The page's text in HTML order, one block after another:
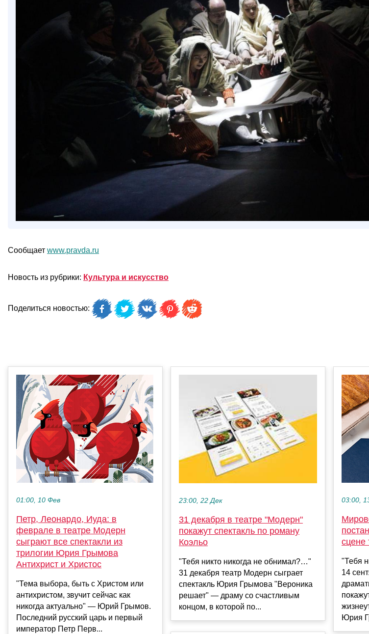
Сообщает www.pravda.ru
Новость из рубрики: Культура и искусство
Поделиться новостью:
01:00, 10 Фев
Петр, Леонардо, Иуда: в
феврале в театре Модерн
сыграют все спектакли из
трилогии Юрия Грымова
Антихрист и Христос
"Тема выбора, быть с Христом или
антихристом, звучит сейчас как
никогда актуально" — Юрий Грымов.
Последний русский царь и первый
император Петр Перв...
23:00, 22 Дек
31 декабря в театре "Модерн"
покажут спектакль по роману
Коэльо
"Тебя никто никогда не обнимал?…"
31 декабря театр Модерн сыграет
спектакль Юрия Грымова "Вероника
решает" — драму со счастливым
концом, в которой по...
03:00,
сцене
"Тебя
14
Юрия